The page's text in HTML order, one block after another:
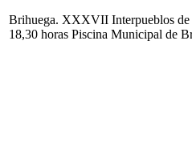
Brihuega. XXXVII Interpueblos de
18,30 horas Piscina Municipal de